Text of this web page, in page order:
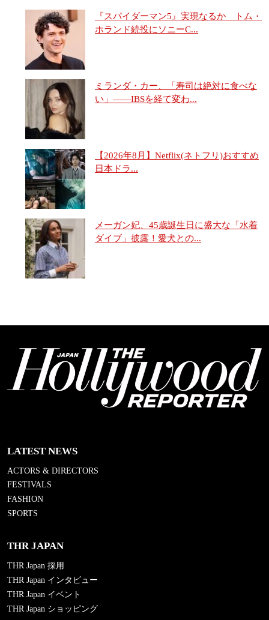
『スパイダーマン5』実現なるか トム・
ホランド続投にソニーC...
ミランダ・カー、「寿司は絶対に食べな
い」――IBSを経て変わ...
【2026年8月】Netflix(ネトフリ)おすすめ
日本ドラ...
メーガン妃、45歳誕生日に盛大な「水着
ダイブ」披露！愛犬との...
LATEST NEWS
ACTORS & DIRECTORS
FESTIVALS
FASHION
SPORTS
THR JAPAN
THR Japan 採用
THR Japan インタビュー
THR Japan イベント
THR Japan ショッピング